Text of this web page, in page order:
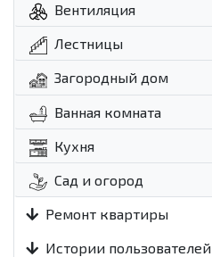
Вентиляция
Лестницы
Загородный дом
Ванная комната
Кухня
Сад и огород
Ремонт квартиры
Истории пользователей